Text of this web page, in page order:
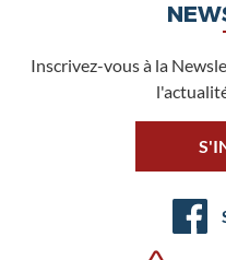
Inscrivez-vous à la